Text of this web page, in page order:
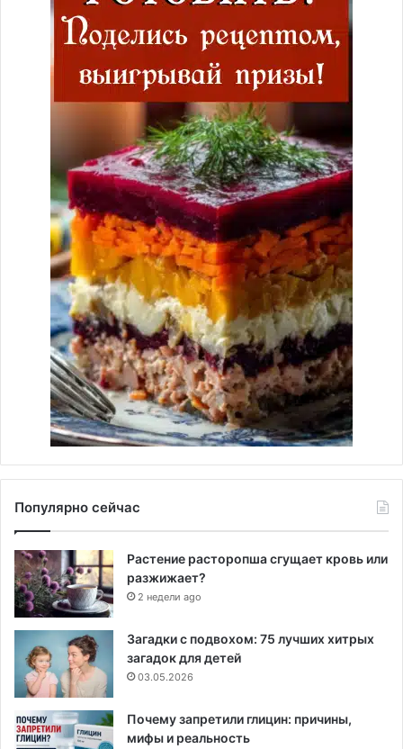
Популярно сейчас
Растение расторопша сгущает кровь или
разжижает?
2 недели ago
Загадки с подвохом: 75 лучших хитрых
загадок для детей
03.05.2026
Почему запретили глицин: причины,
мифы и реальность